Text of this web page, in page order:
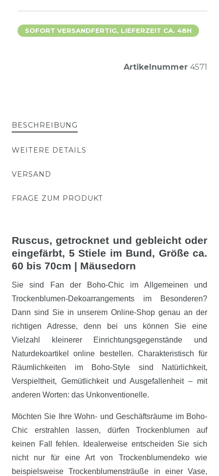
SOFORT VERSANDFERTIG, LIEFERZEIT CA. 48H
Artikelnummer 4571
BESCHREIBUNG
WEITERE DETAILS
VERSAND
FRAGE ZUM PRODUKT
Ruscus, getrocknet und gebleicht oder
eingefärbt, 5 Stiele im Bund, Größe ca.
60 bis 70cm | Mäusedorn
Sie sind Fan der Boho-Chic im Allgemeinen und
Trockenblumen-Dekoarrangements im Besonderen?
Dann sind Sie in unserem Online-Shop genau an der
richtigen Adresse, denn bei uns können Sie eine
Vielzahl kleinerer Einrichtungsgegenstände und
Naturdekoartikel online bestellen. Charakteristisch für
Räumlichkeiten im Boho-Style sind Natürlichkeit,
Verspieltheit, Gemütlichkeit und Ausgefallenheit – mit
anderen Worten: das Unkonventionelle.
Möchten Sie Ihre Wohn- und Geschäftsräume im Boho-
Chic erstrahlen lassen, dürfen Trockenblumen auf
keinen Fall fehlen. Idealerweise entscheiden Sie sich
nicht nur für eine Art von Trockenblumendeko wie
beispielsweise Trockenblumensträuße in einer Vase,